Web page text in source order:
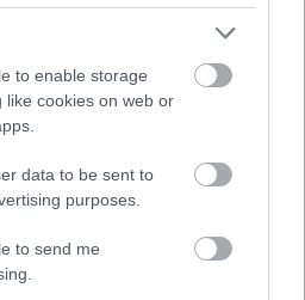
to enable storage
like cookies on web or
data to be sent to
purposes.
to send me